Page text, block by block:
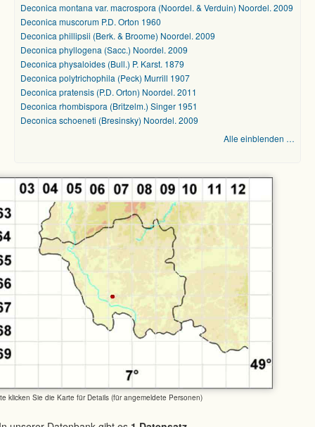
Deconica montana var. macrospora (Noordel. & Verduin) Noordel. 2009
Deconica muscorum P.D. Orton 1960
Deconica phillipsii (Berk. & Broome) Noordel. 2009
Deconica phyllogena (Sacc.) Noordel. 2009
Deconica physaloides (Bull.) P. Karst. 1879
Deconica polytrichophila (Peck) Murrill 1907
Deconica pratensis (P.D. Orton) Noordel. 2011
Deconica rhombispora (Britzelm.) Singer 1951
Deconica schoeneti (Bresinsky) Noordel. 2009
Alle einblenden …
klicken Sie die Karte für Details (für angemeldete Personen)